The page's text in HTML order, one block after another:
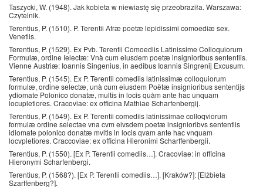
Taszycki, W. (1948). Jak kobieta w niewiastę się przeobraziła. Warszawa:
Czytelnik.
Terentius, P. (1510). P. Terentii Afræ poetæ lepidissimi comoediæ sex.
Venetiis.
Terentius, P. (1529). Ex Pvb. Terentii Comoediis Latinissime Colloquiorum
Formulæ, ordine ſelectæ: Vnà cum eiusdem poetæ insignioribus sententiis.
Vienne Austriæ: Ioannis Singenius, in aedibus Ioannis Singrenij Excusum.
Terentius, P. (1545). Ex P. Terentii comediis latinissimæ colloquiorum
formulæ, ordine selectæ, unà cum eiusdem Poëtæ insignioribus sententijs
ydiomate Polonico donatæ, multis in locis quàm ante hac unquam
locupletiores. Cracoviae: ex officina Mathiae Scharfenbergij.
Terentius, P. (1549). Ex P. Terentii comediis latinissimae colloqviorum
formulæ ordine selectae vna cvm eivsdem poetæ insignioribvs sententiis
idiomate polonico donatæ mvltis in locis qvam ante hac vnquam
locvpletiores. Craccoviae: ex officina Hieronimi Scharffenbergii.
Terentius, P. (1550). [Ex P. Terentii comediis…]. Cracoviae: in officina
Hieronymi Scharfenbergi.
Terentius, P. (1568?). [Ex P. Terentii comediis…]. [Kraków?]: [Elżbieta
Szarffenberg?].